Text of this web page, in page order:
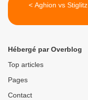
< Aghion vs Stiglitz
Hébergé par Overblog
Top articles
Pages
Contact